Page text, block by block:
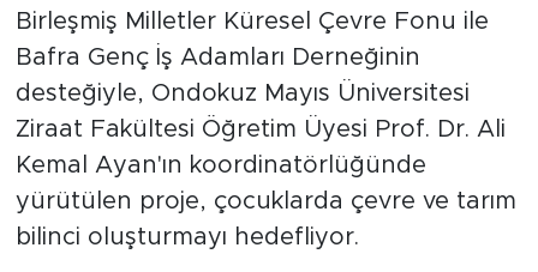
Birleşmiş Milletler Küresel Çevre Fonu ile
Bafra Genç İş Adamları Derneğinin
desteğiyle, Ondokuz Mayıs Üniversitesi
Ziraat Fakültesi Öğretim Üyesi Prof. Dr. Ali
Kemal Ayan'ın koordinatörlüğünde
yürütülen proje, çocuklarda çevre ve tarım
bilinci oluşturmayı hedefliyor.